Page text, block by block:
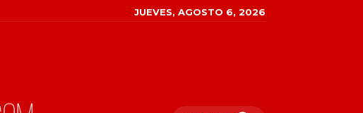
JUEVES, AGOSTO 6, 2026